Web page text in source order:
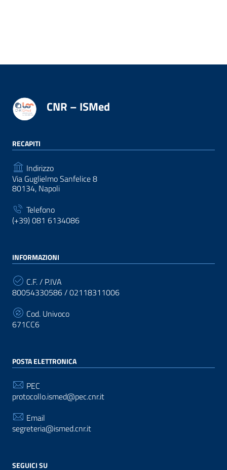
CNR – ISMed
RECAPITI
Indirizzo
Via Guglielmo Sanfelice 8
80134, Napoli
Telefono
(+39) 081 6134086
INFORMAZIONI
C.F. / P.IVA
80054330586 / 02118311006
Cod. Univoco
671CC6
POSTA ELETTRONICA
PEC
protocollo.ismed@pec.cnr.it
Email
segreteria@ismed.cnr.it
SEGUICI SU